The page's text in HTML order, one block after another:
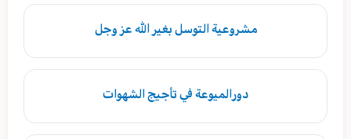
مشروعية التوسل بغير الله عز وجل
دورالميوعة في تأجيج الشهوات